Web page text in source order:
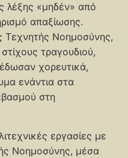
λέξης «μηδέν» από
απαξίωσης.
Τεχνητής Νοημοσύνης,
τραγουδιού,
χορευτικά,
ενάντια στα
στη
εργασίες με
Νοημοσύνης, μέσα